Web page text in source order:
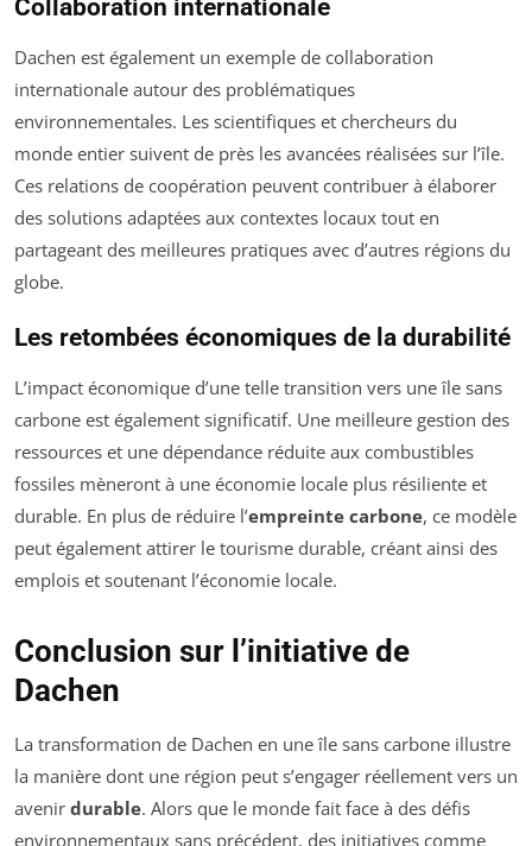
Collaboration internationale
Dachen est également un exemple de collaboration
internationale autour des problématiques
environnementales. Les scientifiques et chercheurs du
monde entier suivent de près les avancées réalisées sur l’île.
Ces relations de coopération peuvent contribuer à élaborer
des solutions adaptées aux contextes locaux tout en
partageant des meilleures pratiques avec d’autres régions du
globe.
Les retombées économiques de la durabilité
L’impact économique d’une telle transition vers une île sans
carbone est également significatif. Une meilleure gestion des
ressources et une dépendance réduite aux combustibles
fossiles mèneront à une économie locale plus résiliente et
durable. En plus de réduire l’empreinte carbone, ce modèle
peut également attirer le tourisme durable, créant ainsi des
emplois et soutenant l’économie locale.
Conclusion sur l’initiative de
Dachen
La transformation de Dachen en une île sans carbone illustre
la manière dont une région peut s’engager réellement vers un
avenir durable. Alors que le monde fait face à des défis
environnementaux sans précédent, des initiatives comme